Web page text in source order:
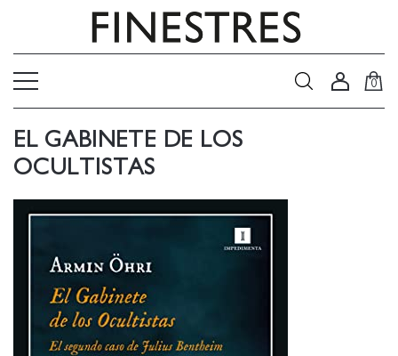
0
EL GABINETE DE LOS
OCULTISTAS